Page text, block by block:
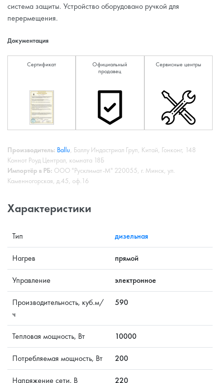
система защиты. Устройство оборудовано ручкой для
перермещения.
Документация
Сертификат
Официальный
продавец
Сервисные центры
Производитель: Ballu , Баллу Индастриал Груп, Китай, Гонконг, 148
Коннот Роуд Централ, комната 18Б
Импортёр в РБ: ООО "Русклимат-М" 220055, г. Минск, ул.
Каменногорская, д.45, оф.16
Характеристики
Тип дизельная
Нагрев прямой
Управление электронное
Производительность, куб.м/
ч
590
Тепловая мощность, Вт 10000
Потребляемая мощность, Вт 200
Напряжение сети, В 220